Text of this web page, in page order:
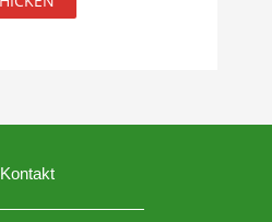
Kontakt